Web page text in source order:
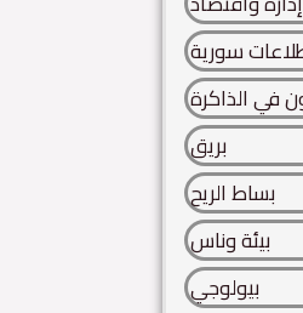
سورية
في الذاكرة
بريق
بساط الريح
بيئة وناس
بيولوجي
يتقاطر عطر الخلود..
Read More